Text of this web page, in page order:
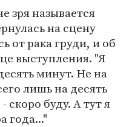
зря называется
на сцену
от рака груди, и об
выступления. "Я
минут. Не на
лишь на десять
буду. А тут я
года..."